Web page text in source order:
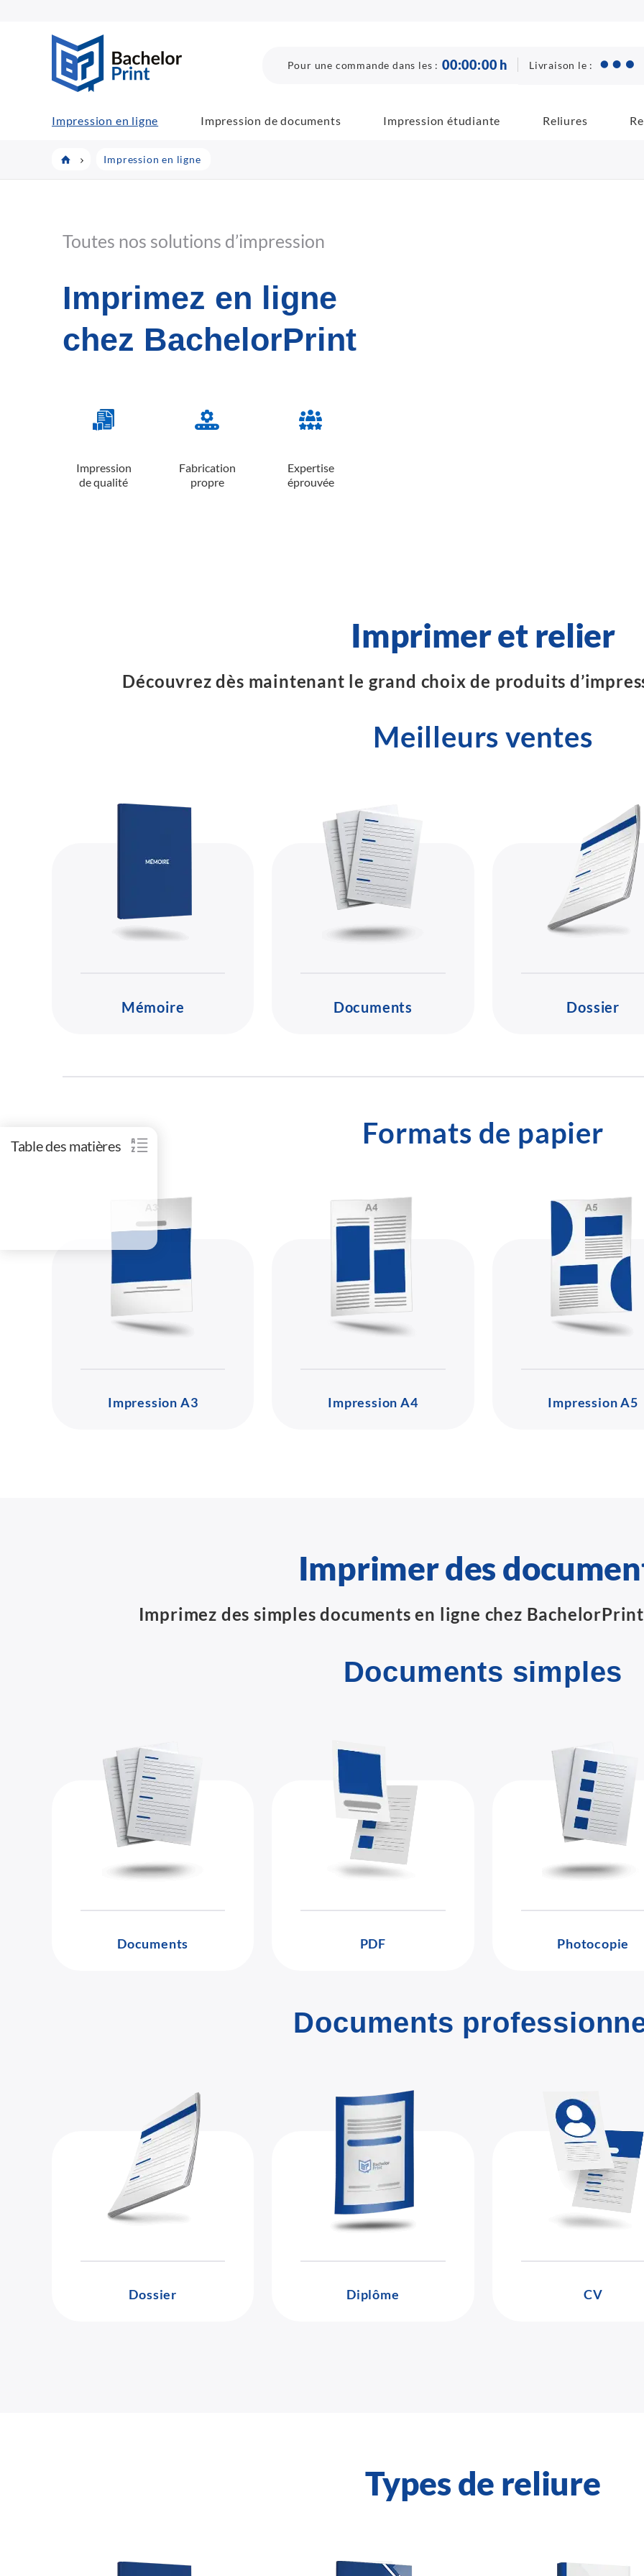
Pour une commande dans les : 00:00:00 h Livraison le :
Impression en ligne Impression de documents Impression étudiante Reliures
Impression en ligne
Toutes nos solutions d’impression
Imprimez en ligne
chez BachelorPrint
Impression
de qualité
Fabrication
propre
Expertise
éprouvée
Table des matières
Imprimer et relier
Découvrez dès maintenant le grand choix de produits
Meilleurs ventes
Mémoire Documents Dossier
Formats de papier
Impression A3 Impression A4 Impression A5
Imprimer des
Imprimez des simples documents en ligne chez
Documents simples
Documents PDF Photocopie
Documents
Dossier Diplôme CV
Types de reliure